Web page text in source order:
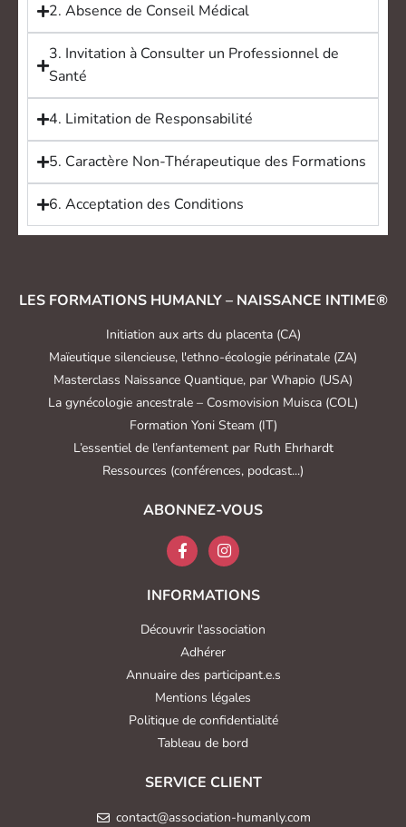
2. Absence de Conseil Médical
3. Invitation à Consulter un Professionnel de
Santé
4. Limitation de Responsabilité
5. Caractère Non-Thérapeutique des Formations
6. Acceptation des Conditions
LES FORMATIONS HUMANLY – NAISSANCE INTIME®
Initiation aux arts du placenta (CA)
Maïeutique silencieuse, l'ethno-écologie périnatale (ZA)
Masterclass Naissance Quantique, par Whapio (USA)
La gynécologie ancestrale – Cosmovision Muisca (COL)
Formation Yoni Steam (IT)
L’essentiel de l’enfantement par Ruth Ehrhardt
Ressources (conférences, podcast...)
ABONNEZ-VOUS
INFORMATIONS
Découvrir l'association
Adhérer
Annuaire des participant.e.s
Mentions légales
Politique de confidentialité
Tableau de bord
SERVICE CLIENT
contact@association-humanly.com